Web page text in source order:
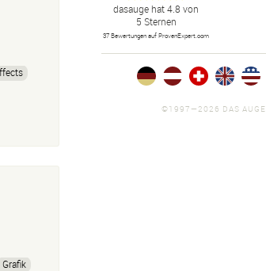
Grafik
dasauge
Designer,
Fotografen,
Agenturen,
Portfolios
und Jobs.
Anonym
dasauge hat4.8 von
5 Sternen
37 Bewertungen auf ProvenExpert.com
©1997—2026 DAS AUGE